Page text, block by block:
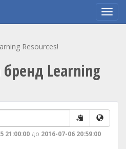
Resources!
Learning
21:00:00 до 2016-07-06 20:59:00